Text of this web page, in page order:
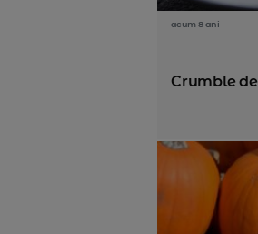
acum 8 ani
Crumble